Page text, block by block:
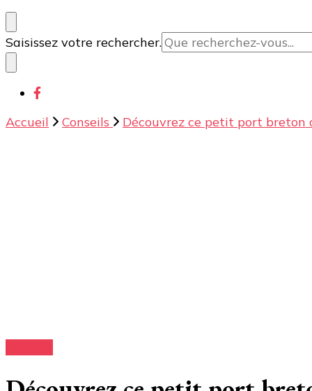
Vous
recherchiez
quelque
chose ?
Saisissez votre rechercher.
Accueil Conseils Découvrez ce petit port breton